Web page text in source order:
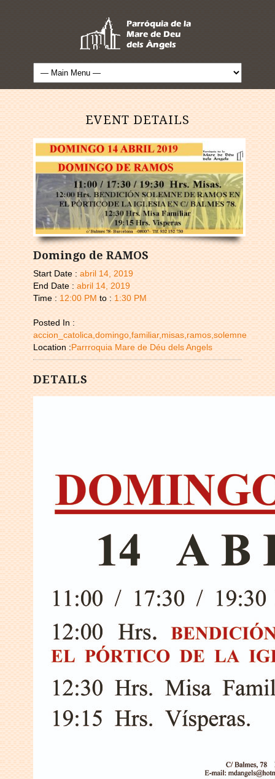
EVENT DETAILS
Domingo de RAMOS
Start Date :abril 14, 2019
End Date :abril 14, 2019
Time :12:00 PMto :1:30 PM
Posted In :
accion_catolica,domingo,familiar,misas,ramos,solemne
Location :Parrroquia Mare de Déu dels Angels
DETAILS